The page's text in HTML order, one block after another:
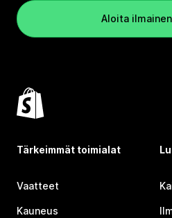
Aloita
Tärkeimmät toimialat
Vaatteet
Kauneus